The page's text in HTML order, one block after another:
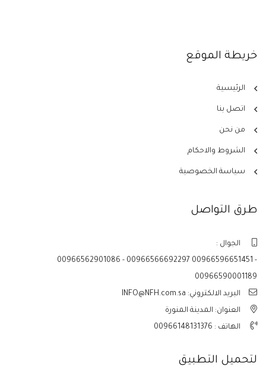
خريطة الموقع
الرئيسية
اتصل بنا
من نحن
الشروط والاحكام
سياسة الخصوصية
طرق التواصل
الجوال :
00966562901086 - 00966566692297 00966596651451 -
00966590001189
البريد الالكتروني: INFO@NFH.com.sa
العنوان: المدينة المنورة
الهاتف : 00966148131376
لتحميل التطبيق